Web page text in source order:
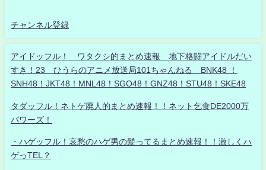
チャンネル登録
アイドッフル！ ワタクシ的まとめ速報 地下格闘アイドルだい
すき！23 ひうらのアニメ放送局101ちゃんねる BNK48 ！
SNH48！JKT48！MNL48！SGO48！GNZ48！STU48！SKE48
タダッフル！ネトゲ廃人的まとめ速報！！ネット乞食DE2000万
パワーズ！
・ハゲッフル！哀愁のハゲ男の髪ってるまとめ速報！！激しくハ
ゲっTEL？